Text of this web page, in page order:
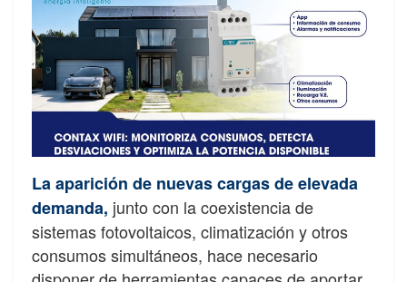
La aparición de nuevas cargas de elevada
demanda, junto con la coexistencia de
sistemas fotovoltaicos, climatización y otros
consumos simultáneos, hace necesario